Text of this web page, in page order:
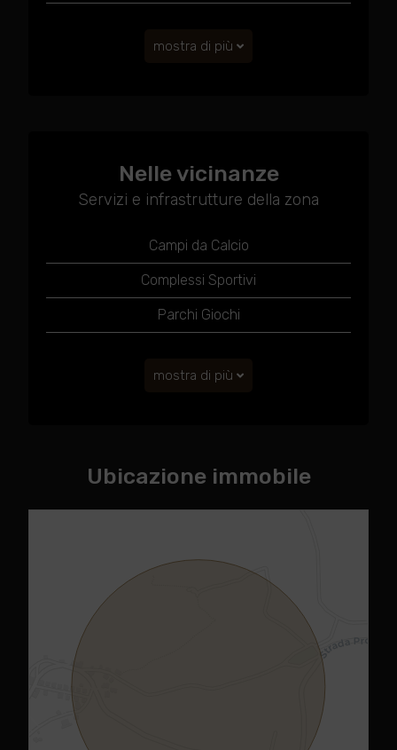
mostra di più
Nelle vicinanze
Servizi e infrastrutture della zona
Campi da Calcio
Complessi Sportivi
Parchi Giochi
mostra di più
Ubicazione immobile